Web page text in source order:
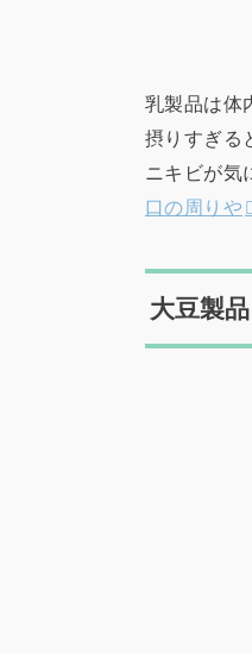
乳製品は体
摂りすぎる
ニキビが気
口の周りや
大豆製